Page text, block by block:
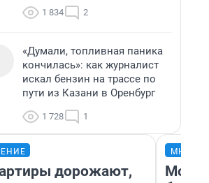
1 834 2
«Думали, топливная паника
кончилась»: как журналист
искал бензин на трассе по
пути из Казани в Оренбург
1 728 1
дорожают,
Мой